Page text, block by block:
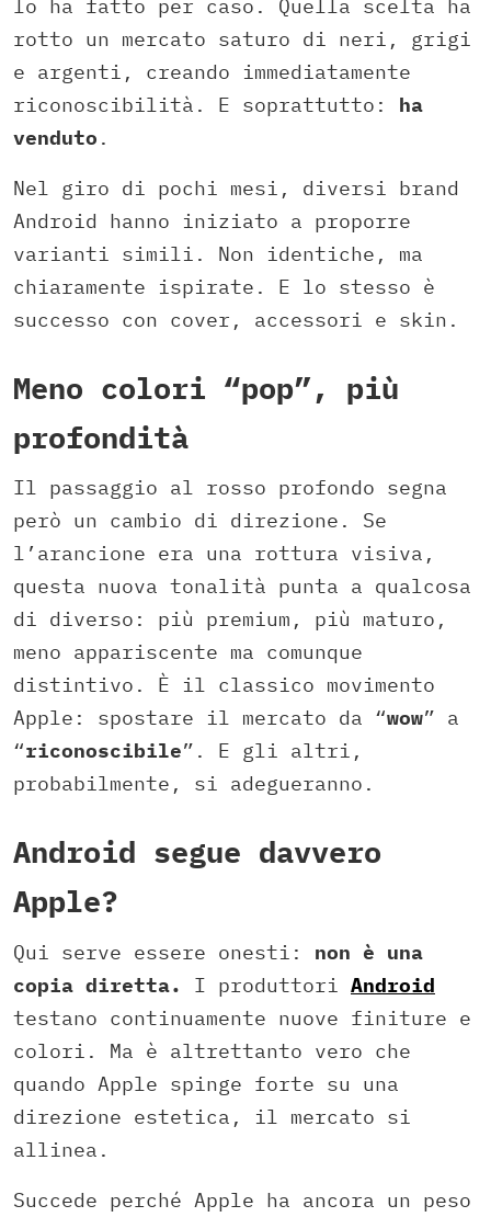
lo ha fatto per caso. Quella scelta ha
rotto un mercato saturo di neri, grigi
e argenti, creando immediatamente
riconoscibilità. E soprattutto: ha
venduto .
Nel giro di pochi mesi, diversi brand
Android hanno iniziato a proporre
varianti simili. Non identiche, ma
chiaramente ispirate. E lo stesso è
successo con cover, accessori e skin.
Meno colori “pop”, più
profondità
Il passaggio al rosso profondo segna
però un cambio di direzione. Se
l’arancione era una rottura visiva,
questa nuova tonalità punta a qualcosa
di diverso: più premium, più maturo,
meno appariscente ma comunque
distintivo. È il classico movimento
Apple: spostare il mercato da “wow” a
“riconoscibile”. E gli altri,
probabilmente, si adegueranno.
Android segue davvero
Apple?
Qui serve essere onesti: non è una
copia diretta.
I produttori Android
testano continuamente nuove finiture e
colori. Ma è altrettanto vero che
quando Apple spinge forte su una
direzione estetica, il mercato si
allinea.
Succede perché Apple ha ancora un peso